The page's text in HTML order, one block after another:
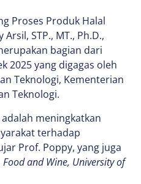
Proses Produk Halal
STP., MT., Ph.D.,
bagian dari
2025 yang digagas oleh
Teknologi, Kementerian
Teknologi.
meningkatkan
terhadap
Prof. Poppy, yang juga
and Wine, University of